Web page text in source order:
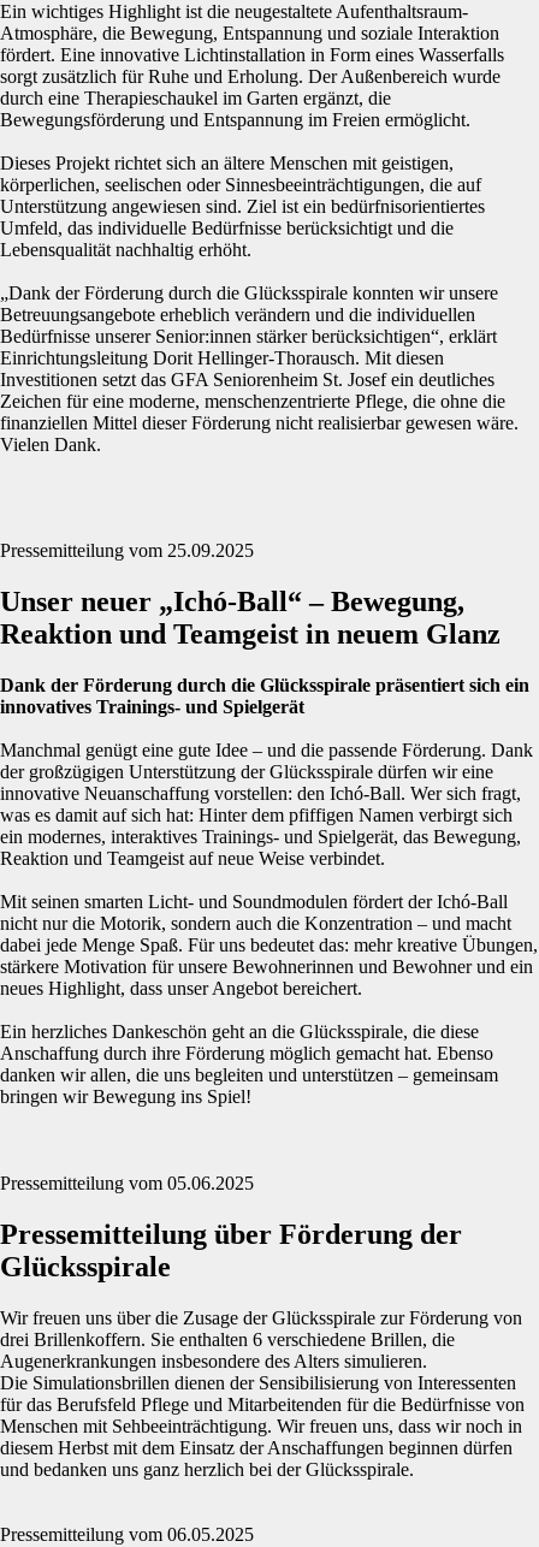
Ein wichtiges Highlight ist die neugestaltete Aufenthaltsraum-
Atmosphäre, die Bewegung, Entspannung und soziale Interaktion
fördert. Eine innovative Lichtinstallation in Form eines Wasserfalls
sorgt zusätzlich für Ruhe und Erholung. Der Außenbereich wurde
durch eine Therapieschaukel im Garten ergänzt, die
Bewegungsförderung und Entspannung im Freien ermöglicht.
Dieses Projekt richtet sich an ältere Menschen mit geistigen,
körperlichen, seelischen oder Sinnesbeeinträchtigungen, die auf
Unterstützung angewiesen sind. Ziel ist ein bedürfnisorientiertes
Umfeld, das individuelle Bedürfnisse berücksichtigt und die
Lebensqualität nachhaltig erhöht.
„Dank der Förderung durch die Glücksspirale konnten wir unsere
Betreuungsangebote erheblich verändern und die individuellen
Bedürfnisse unserer Senior:innen stärker berücksichtigen“, erklärt
Einrichtungsleitung Dorit Hellinger-Thorausch. Mit diesen
Investitionen setzt das GFA Seniorenheim St. Josef ein deutliches
Zeichen für eine moderne, menschenzentrierte Pflege, die ohne die
finanziellen Mittel dieser Förderung nicht realisierbar gewesen wäre.
Vielen Dank.
Pressemitteilung vom 25.09.2025
Unser neuer „Ichó-Ball“ – Bewegung,
Reaktion und Teamgeist in neuem Glanz
Dank der Förderung durch die Glücksspirale präsentiert sich ein
innovatives Trainings- und Spielgerät
Manchmal genügt eine gute Idee – und die passende Förderung. Dank
der großzügigen Unterstützung der Glücksspirale dürfen wir eine
innovative Neuanschaffung vorstellen: den Ichó-Ball. Wer sich fragt,
was es damit auf sich hat: Hinter dem pfiffigen Namen verbirgt sich
ein modernes, interaktives Trainings- und Spielgerät, das Bewegung,
Reaktion und Teamgeist auf neue Weise verbindet.
Mit seinen smarten Licht- und Soundmodulen fördert der Ichó-Ball
nicht nur die Motorik, sondern auch die Konzentration – und macht
dabei jede Menge Spaß. Für uns bedeutet das: mehr kreative Übungen,
stärkere Motivation für unsere Bewohnerinnen und Bewohner und ein
neues Highlight, dass unser Angebot bereichert.
Ein herzliches Dankeschön geht an die Glücksspirale, die diese
Anschaffung durch ihre Förderung möglich gemacht hat. Ebenso
danken wir allen, die uns begleiten und unterstützen – gemeinsam
bringen wir Bewegung ins Spiel!
Pressemitteilung vom 05.06.2025
Pressemitteilung über Förderung der
Glücksspirale
Wir freuen uns über die Zusage der Glücksspirale zur Förderung von
drei Brillenkoffern. Sie enthalten 6 verschiedene Brillen, die
Augenerkrankungen insbesondere des Alters simulieren.
Die Simulationsbrillen dienen der Sensibilisierung von Interessenten
für das Berufsfeld Pflege und Mitarbeitenden für die Bedürfnisse von
Menschen mit Sehbeeinträchtigung. Wir freuen uns, dass wir noch in
diesem Herbst mit dem Einsatz der Anschaffungen beginnen dürfen
und bedanken uns ganz herzlich bei der Glücksspirale.
Pressemitteilung vom 06.05.2025